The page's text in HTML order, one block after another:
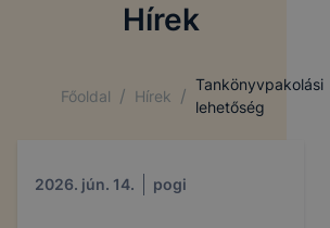
Hírek
Főoldal / Hírek /
Tankönyvpakolási
lehetőség
2026. jún. 14. pogi